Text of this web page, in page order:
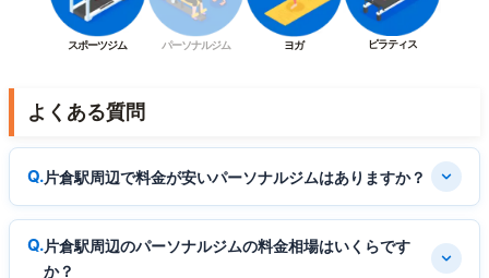
スポーツジム パーソナルジム ヨガ ピラティス
よくある質問
片倉駅周辺で料金が安いパーソナルジムはありますか？
片倉駅周辺のパーソナルジムの料金相場はいくらです
か？